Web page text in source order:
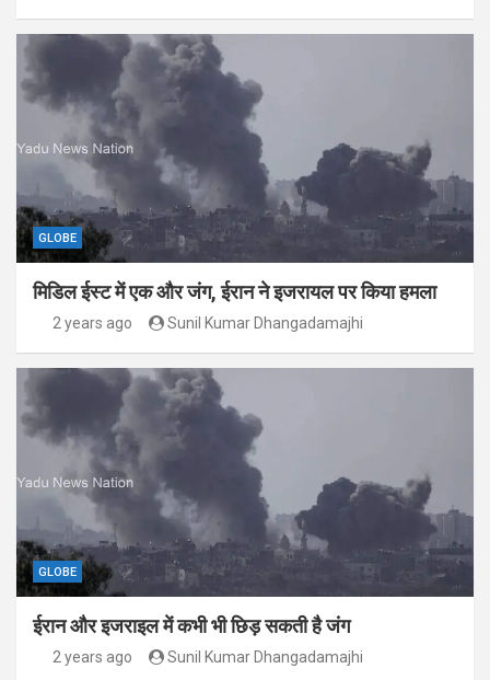
GLOBE
मिडिल ईस्ट में एक और जंग, ईरान ने इजरायल पर किया हमला
2 years ago Sunil Kumar Dhangadamajhi
GLOBE
ईरान और इजराइल में कभी भी छिड़ सकती है जंग
2 years ago Sunil Kumar Dhangadamajhi